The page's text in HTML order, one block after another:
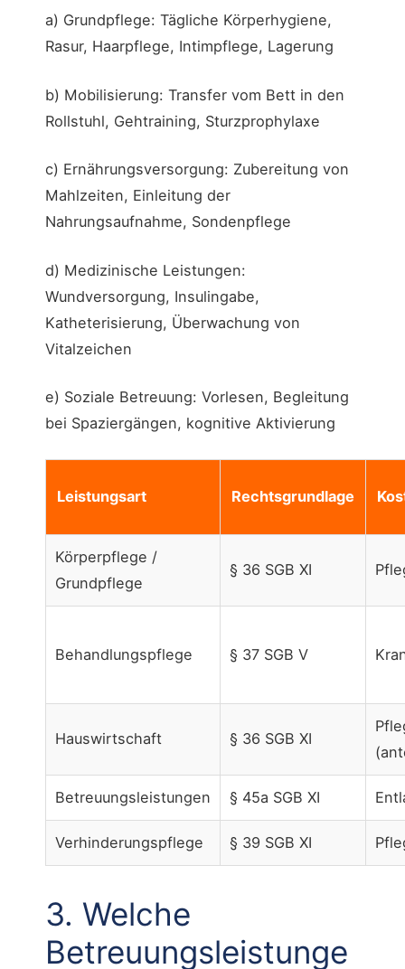
a) Grundpflege: Tägliche Körperhygiene,
Rasur, Haarpflege, Intimpflege, Lagerung
b) Mobilisierung: Transfer vom Bett in den
Rollstuhl, Gehtraining, Sturzprophylaxe
c) Ernährungsversorgung: Zubereitung von
Mahlzeiten, Einleitung der
Nahrungsaufnahme, Sondenpflege
d) Medizinische Leistungen:
Wundversorgung, Insulingabe,
Katheterisierung, Überwachung von
Vitalzeichen
e) Soziale Betreuung: Vorlesen, Begleitung
bei Spaziergängen, kognitive Aktivierung
Leistungsart Rechtsgrundlage
Körperpflege /
Grundpflege
§ 36 SGB XI
Behandlungspflege § 37 SGB V
Hauswirtschaft § 36 SGB XI
Betreuungsleistungen § 45a SGB XI
Verhinderungspflege § 39 SGB XI
3. Welche
Betreuungsleistunge